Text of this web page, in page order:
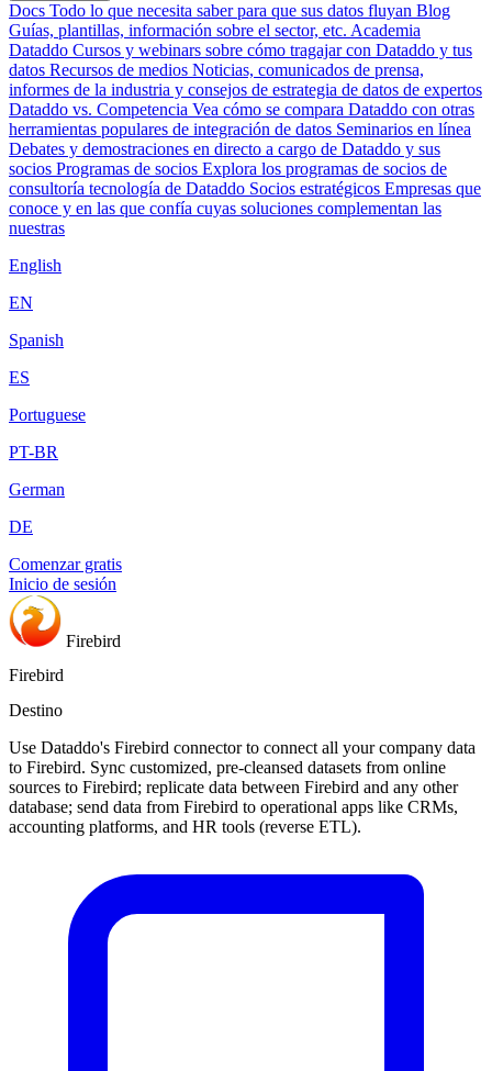
Docs Todo lo que necesita saber para que sus datos fluyan Blog
Guías, plantillas, información sobre el sector, etc. Academia
Dataddo Cursos y webinars sobre cómo tragajar con Dataddo y tus
datos Recursos de medios Noticias, comunicados de prensa,
informes de la industria y consejos de estrategia de datos de expertos
Dataddo vs. Competencia Vea cómo se compara Dataddo con otras
herramientas populares de integración de datos Seminarios en línea
Debates y demostraciones en directo a cargo de Dataddo y sus
socios Programas de socios Explora los programas de socios de
consultoría tecnología de Dataddo Socios estratégicos Empresas que
conoce y en las que confía cuyas soluciones complementan las
nuestras
English
EN
Spanish
ES
Portuguese
PT-BR
German
DE
Comenzar gratis
Inicio de sesión
Firebird
Firebird
Destino
Use Dataddo's Firebird connector to connect all your company data
to Firebird. Sync customized, pre-cleansed datasets from online
sources to Firebird; replicate data between Firebird and any other
database; send data from Firebird to operational apps like CRMs,
accounting platforms, and HR tools (reverse ETL).